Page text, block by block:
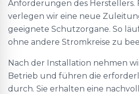
Anforderungen des Herstellers.
verlegen wir eine neue
geeignete Schutzorgane. So
ohne andere Stromkreise zu
Nach der Installation nehmen
Betrieb und führen die
durch. Sie erhalten eine